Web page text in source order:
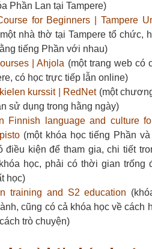
Phần Lan tại Tampere)
for Beginners | Tampere
nhà thờ tại Tampere tổ chức,
tiếng Phần với nhau)
| Ahjola (một trang web có
có học trực tiếp lẫn online)
kurssit | RedNet(một
sử dụng trong hằng ngày)
Finnish language and culture
(một khóa học tiếng Phần
điều kiện để tham gia, chi tiết
học, phải có thời gian trống
học)
training and S2 education
cũng có cả khóa học về cách
trò chuyện)